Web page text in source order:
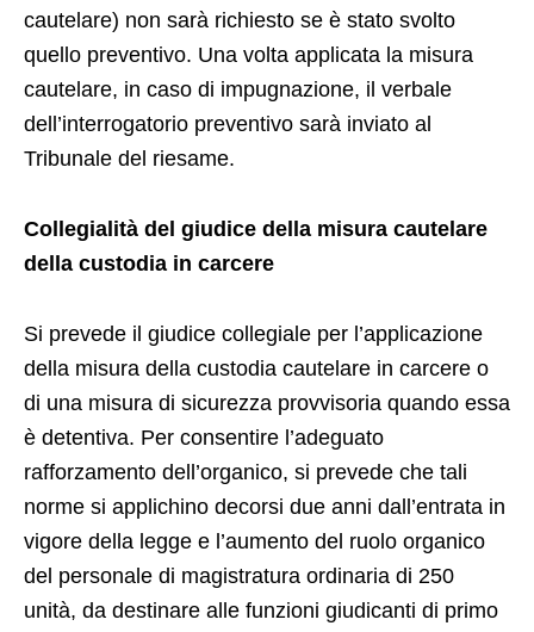
cautelare) non sarà richiesto se è stato svolto
quello preventivo. Una volta applicata la misura
cautelare, in caso di impugnazione, il verbale
dell’interrogatorio preventivo sarà inviato al
Tribunale del riesame.
Collegialità del giudice della misura cautelare
della custodia in carcere
Si prevede il giudice collegiale per l’applicazione
della misura della custodia cautelare in carcere o
di una misura di sicurezza provvisoria quando essa
è detentiva. Per consentire l’adeguato
rafforzamento dell’organico, si prevede che tali
norme si applichino decorsi due anni dall’entrata in
vigore della legge e l’aumento del ruolo organico
del personale di magistratura ordinaria di 250
unità, da destinare alle funzioni giudicanti di primo